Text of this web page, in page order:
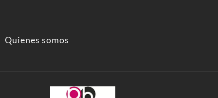
Quienes somos